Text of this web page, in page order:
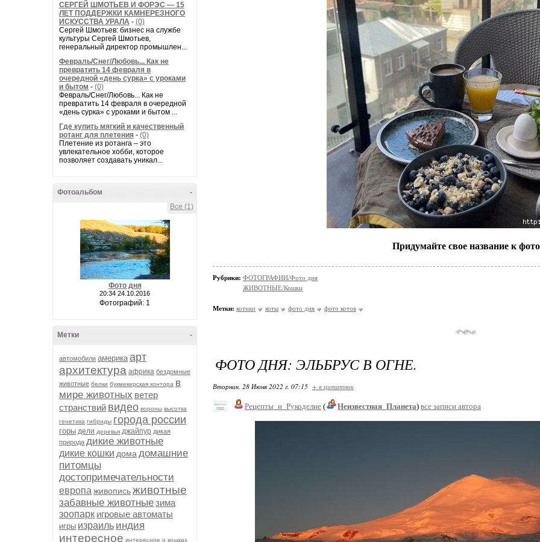
СЕРГЕЙ ШМОТЬЕВ И ФОРЭС — 15
ЛЕТ ПОДДЕРЖКИ КАМНЕРЕЗНОГО
ИСКУССТВА УРАЛА - (0)
Сергей Шмотьев: бизнес на службе
культуры Сергей Шмотьев,
генеральный директор промышлен...
Февраль/Снег/Любовь... Как не
превратить 14 февраля в
очередной «день сурка» с уроками
и бытом - (0)
Февраль/Снег/Любовь... Как не
превратить 14 февраля в очередной
«день сурка» с уроками и бытом ...
Где купить мягкий и качественный
ротанг для плетения - (0)
Плетение из ротанга – это
увлекательное хобби, которое
позволяет создавать уникал...
-
Фотоальбом
Все (1)
Фото дня
20:34 24.10.2016
Фотографий: 1
-
Метки
автомобили америка арт
архитектура африка бездомные
животные белки букмекерская контора в
мире животных ветер
странствий видео вороны высотка
генетика гибриды города россии
горы дели деревья джайпур дикая
природа дикие животные
дикие кошки дома домашние
питомцы
достопримечательности
европа живописьживотные
забавные животныезима
зоопарк игровые автоматы
игры израиль индия
интересное интересное о кошках
Придумайте свое название к фото
Рубрики: ФОТОГРАФИИ/Фото дня
ЖИВОТНЫЕ/Кошки
Метки: котики коты фото дня фото котов
ФОТО ДНЯ: ЭЛЬБРУС В ОГНЕ.
Вторник, 28 Июня 2022 г. 07:15 + в цитатник
Рецепты_и_Рукоделие ( Неизвестная_Планета) все записи автора